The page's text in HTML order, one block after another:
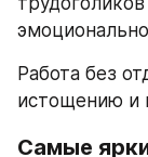
Работа без
истощению и
Самые